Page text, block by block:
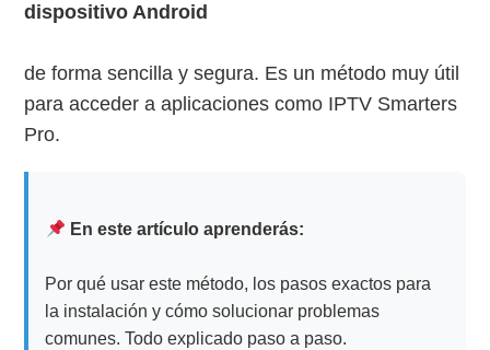
dispositivo Android
de forma sencilla y segura. Es un método muy útil
para acceder a aplicaciones como IPTV Smarters
Pro.
En este artículo aprenderás:
Por qué usar este método, los pasos exactos para
la instalación y cómo solucionar problemas
comunes. Todo explicado paso a paso.